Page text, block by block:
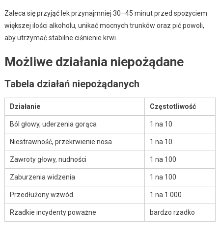
Zaleca się przyjąć lek przynajmniej 30–45 minut przed spożyciem
większej ilości alkoholu, unikać mocnych trunków oraz pić powoli,
aby utrzymać stabilne ciśnienie krwi.
Możliwe działania niepożądane
Tabela działań niepożądanych
Działanie Częstotliwość
Ból głowy, uderzenia gorąca 1 na 10
Niestrawność, przekrwienie nosa 1 na 10
Zawroty głowy, nudności 1 na 100
Zaburzenia widzenia 1 na 100
Przedłużony wzwód 1 na 1 000
Rzadkie incydenty poważne bardzo rzadko